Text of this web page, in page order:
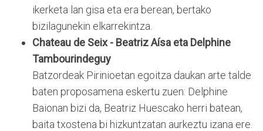
ikerketa lan gisa eta era berean, bertako
bizilagunekin elkarrekintza.
Chateau de Seix - Beatriz Aísa eta Delphine
Tambourindeguy
Batzordeak Pirinioetan egoitza daukan arte talde
baten proposamena eskertu zuen: Delphine
Baionan bizi da, Beatriz Huescako herri batean,
baita txostena bi hizkuntzatan aurkeztu izana ere.